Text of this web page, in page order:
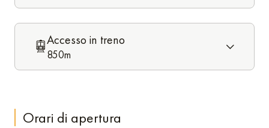
Accesso in treno
850m
Orari di apertura